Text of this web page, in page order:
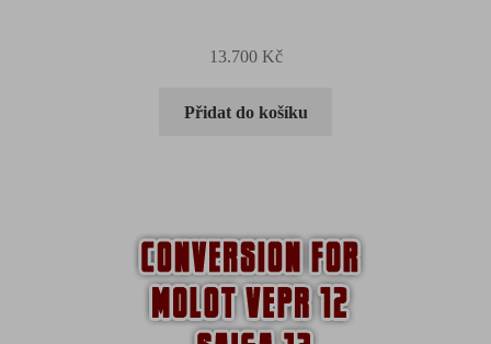
13.700 Kč
Přidat do košíku